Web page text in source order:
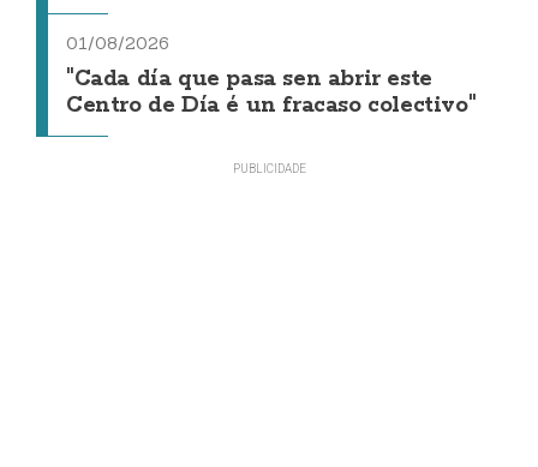
01/08/2026
"Cada día que pasa sen abrir este
Centro de Día é un fracaso colectivo"